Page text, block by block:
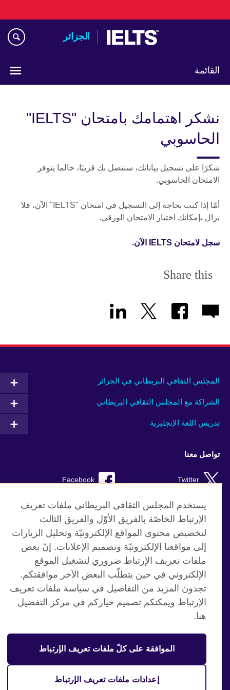
to
الجزائر
القائمة
language
نشكر اهتمامك بامتحان "IELTS"
الحاسوبي
شكرًا على تسجيل بياناتك، سنتصل بك قريبًا، حالما يتوفر
الامتحان الحاسوبي.
أمّا إذا كنت بحاجة إلى التسجيل في امتحان "IELTS" الآن، فلا
يزال بإمكانك اختيار الامتحان الورقي.
سجل لامتحان IELTS الآن.
Share this
المجلس الثقافي البريطاني في الجزائر
الشراكة مع المجلس الثقافي البريطاني
تدريس اللغة الإنجليزية
تواصل معنا
Facebook Twitter
TikTok Instagram
Youtube
موقع المجلس الثقافي البريطاني العالمي
الخصوصية وشروط الاستخدام
ملفات تعريف الإرتباط
خارطة الموقع
منظمة المملكة المتحدة الدولية للعلاقات الثقافية والفرص
يستخدم المجلس الثقافي البريطاني ملفات تعريف
الإرتباط الخاصّة بالفريق الأوّل والفريق الثالث
لتخصيص محتوى المواقع الإلكترونيّة وتحليل الزيارات
إلى مواقعنا الإلكترونيّة وتصميم الإعلانات. إنّ بعض
ملفات تعريف الإرتباط ضروري لتشغيل الموقع
الإلكتروني في حين يتطلّب البعض الآخر موافقتكم.
تجدون المزيد من التفاصيل في سياسة ملفات تعريف
الإرتباط ويمكنكم تصميم خياركم في مركز التفضيل
هنا.
الموافقة على كلّ ملفات تعريف الإرتباط
إعدادات ملفات تعريف الإرتباط